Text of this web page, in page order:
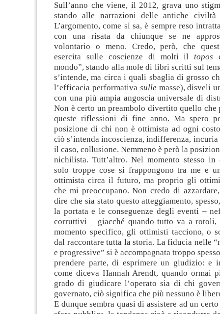
Sull’anno che viene, il 2012, grava uno
stando alle narrazioni delle antiche civiltà
L’argomento, come si sa, è sempre reso
con una risata da chiunque se ne
volontario o meno. Credo, però, che
esercita sulle coscienze di molti iltopos
mondo”, stando alla mole di libri scritti sul
s’intende, ma circa i quali sbaglia di grosso
l’efficacia performativa sulle masse), disveli
con una più ampia angoscia universale di
Non è certo un preambolo divertito quello che
queste riflessioni di fine anno. Ma spero
posizione di chi non è ottimista ad ogni
ciò s’intenda incoscienza, indifferenza, incuria
il caso, collusione. Nemmeno è però la
nichilista. Tutt’altro. Nel momento stesso
solo troppe cose si frappongono tra me e
ottimista circa il futuro, ma proprio gli
che mi preoccupano. Non credo di
dire che sia stato questo atteggiamento,
la portata e le conseguenze degli eventi –
corruttivi – giacché quando tutto va a rotoli,
momento specifico, gli ottimisti tacciono, o
dal raccontare tutta la storia. La fiducia nelle
e progressive” si è accompagnata troppo
prendere parte, di esprimere un giudizio: e
come diceva Hannah Arendt, quando ormai
grado di giudicare l’operato sia di chi
governato, ciò significa che più nessuno è
E dunque sembra quasi di assistere ad un